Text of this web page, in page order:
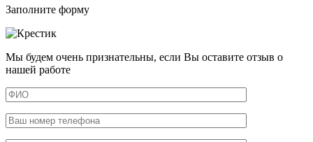
Заполните форму
Мы будем очень признательны, если Вы оставите отзыв о
нашей работе